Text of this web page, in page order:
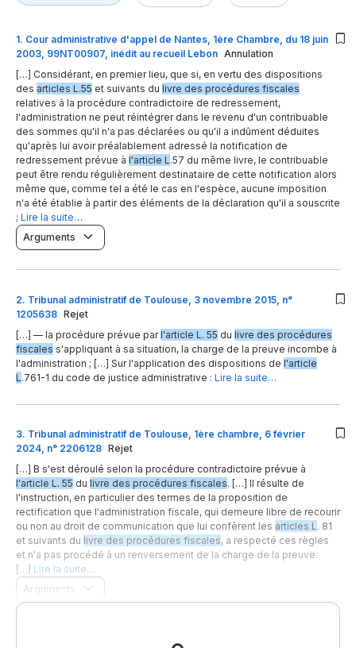
1. Cour administrative d'appel de Nantes, 1ère Chambre, du 18 juin
2003, 99NT00907, inédit au recueil Lebon Annulation
[…] Considérant, en premier lieu, que si, en vertu des dispositions
des articles L.55 et suivants du livre des procédures fiscales
relatives à la procédure contradictoire de redressement,
l'administration ne peut réintégrer dans le revenu d'un contribuable
des sommes qu'il n'a pas déclarées ou qu'il a indûment déduites
qu'après lui avoir préalablement adressé la notification de
redressement prévue à l'article L.57 du même livre, le contribuable
peut être rendu régulièrement destinataire de cette notification alors
même que, comme tel a été le cas en l'espèce, aucune imposition
n'a été établie à partir des éléments de la déclaration qu'il a souscrite
; Lire la suite…
Arguments
2. Tribunal administratif de Toulouse, 3 novembre 2015, n°
1205638 Rejet
[…] — la procédure prévue parl'article L. 55 du livre des procédures
fiscales s'appliquant à sa situation, la charge de la preuve incombe à
l'administration ; […] Sur l'application des dispositions de l'article
L .761-1 du code de justice administrative : Lire la suite…
3. Tribunal administratif de Toulouse, 1ère chambre, 6 février
2024, n° 2206128 Rejet
[…] B s'est déroulé selon la procédure contradictoire prévue à
l'article L. 55 du livre des procédures fiscales. […] Il résulte de
l'instruction, en particulier des termes de la proposition de
rectification que l'administration fiscale, qui demeure libre de recourir
ou non au droit de communication que lui confèrent les articles L. 81
et suivants du livre des procédures fiscales, a respecté ces règles
et n'a pas procédé à un renversement de la charge de la preuve.
[…] Lire la suite…
Arguments